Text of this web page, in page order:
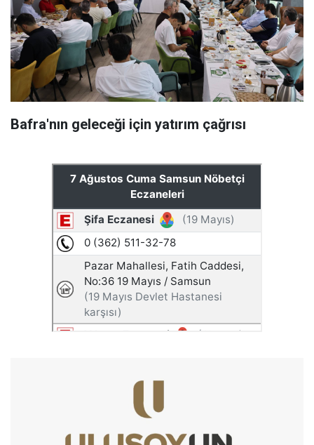
Bafra'nın geleceği için yatırım çağrısı